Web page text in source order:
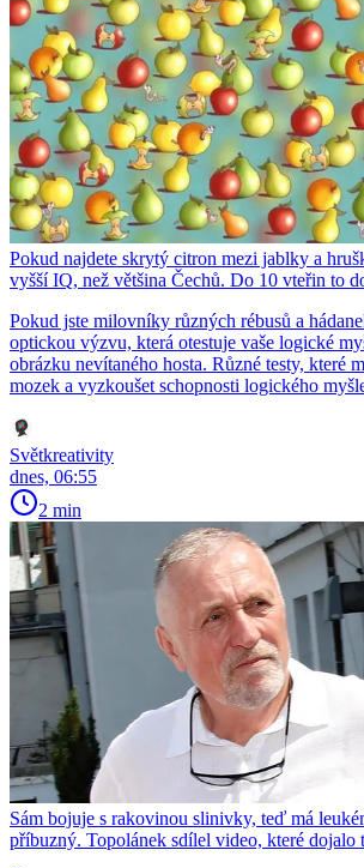
Pokud najdete skrytý citron mezi jablky a
vyšší IQ, než většina Čechů. Do 10 vteřin to
Pokud jste milovníky různých rébusů a
optickou výzvu, která otestuje vaše logické
obrázku nevítaného hosta. Různé testy, které
mozek a vyzkoušet schopnosti logického
Světkreativity
dnes, 06:55
2 min
Sám bojuje s rakovinou slinivky, teď má
příbuzný. Topolánek sdílel video, které dojalo